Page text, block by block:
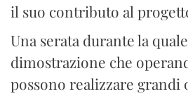
il suo contributo al
Una serata durante la
dimostrazione che
possono realizzare grandi